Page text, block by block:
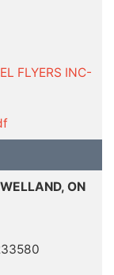
FLYERS INC-
ON